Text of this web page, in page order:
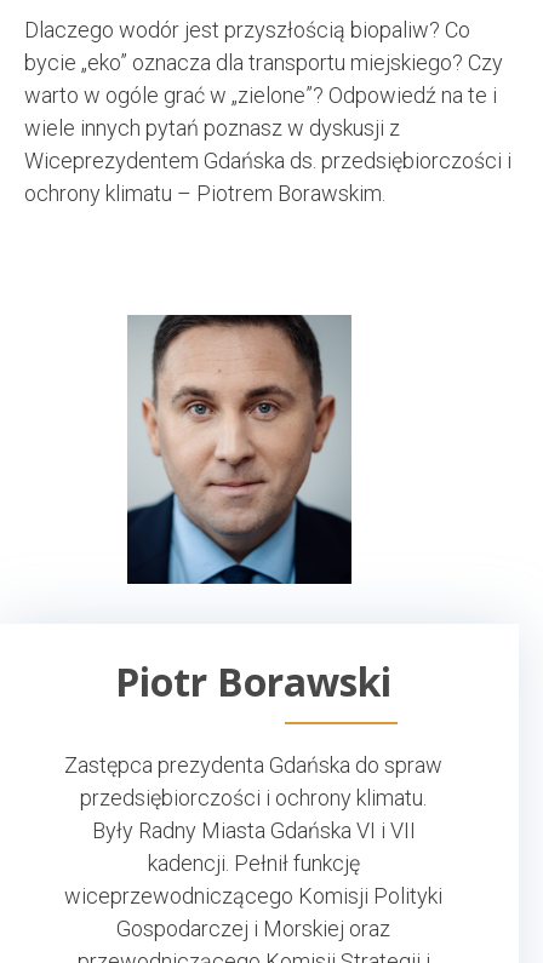
Dlaczego wodór jest przyszłością biopaliw? Co
bycie „eko” oznacza dla transportu miejskiego? Czy
warto w ogóle grać w „zielone”? Odpowiedź na te i
wiele innych pytań poznasz w dyskusji z
Wiceprezydentem Gdańska ds. przedsiębiorczości i
ochrony klimatu – Piotrem Borawskim.
Piotr Borawski
Zastępca prezydenta Gdańska do spraw
przedsiębiorczości i ochrony klimatu.
Były Radny Miasta Gdańska VI i VII
kadencji. Pełnił funkcję
wiceprzewodniczącego Komisji Polityki
Gospodarczej i Morskiej oraz